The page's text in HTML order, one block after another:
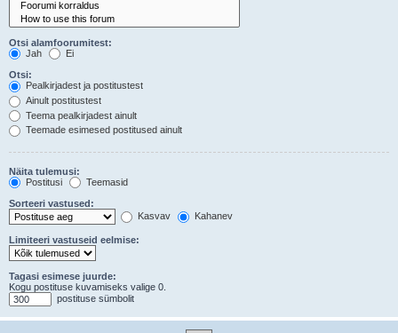
Otsi alamfoorumitest:
Jah
Ei
Otsi:
Pealkirjadest ja postitustest
Ainult postitustest
Teema pealkirjadest ainult
Teemade esimesed postitused ainult
Näita tulemusi:
Postitusi
Teemasid
Sorteeri vastused:
Kasvav
Kahanev
Limiteeri vastuseid eelmise:
Tagasi esimese juurde:
Kogu postituse kuvamiseks valige 0.
postituse sümbolit